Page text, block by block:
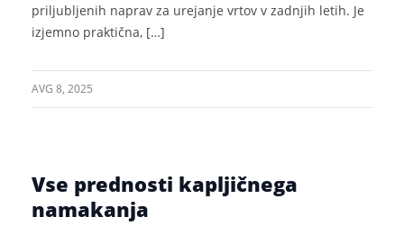
priljubljenih naprav za urejanje vrtov v zadnjih letih. Je
izjemno praktična, […]
AVG 8, 2025
Vse prednosti kapljičnega
namakanja